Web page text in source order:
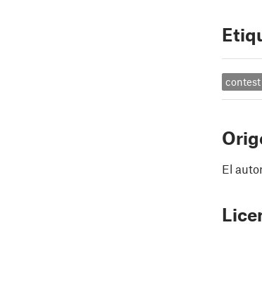
contest
El